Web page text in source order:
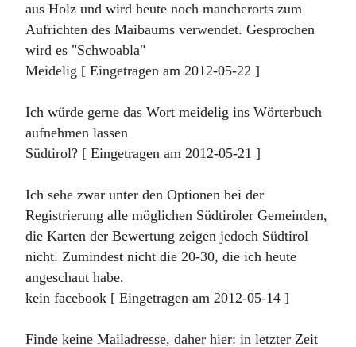
aus Holz und wird heute noch mancherorts zum
Aufrichten des Maibaums verwendet. Gesprochen
wird es "Schwoabla"
Meidelig [ Eingetragen am 2012-05-22 ]
Ich würde gerne das Wort meidelig ins Wörterbuch
aufnehmen lassen
Südtirol? [ Eingetragen am 2012-05-21 ]
Ich sehe zwar unter den Optionen bei der
Registrierung alle möglichen Südtiroler Gemeinden,
die Karten der Bewertung zeigen jedoch Südtirol
nicht. Zumindest nicht die 20-30, die ich heute
angeschaut habe.
kein facebook [ Eingetragen am 2012-05-14 ]
Finde keine Mailadresse, daher hier: in letzter Zeit